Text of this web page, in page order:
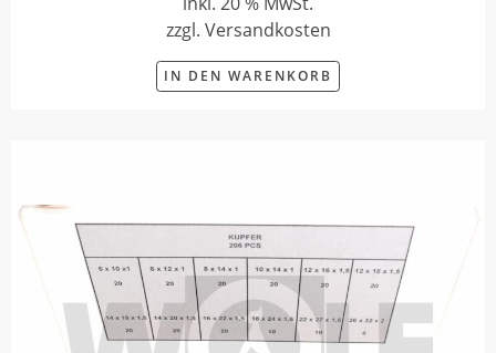
zzgl. Versandkosten
IN DEN WARENKORB